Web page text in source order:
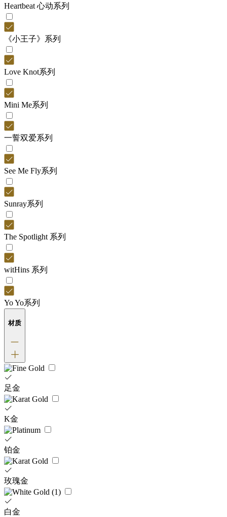
Heartbeat 心动系列
《小王子》系列
Love Knot系列
Mini Me系列
一誓双爱系列
See Me Fly系列
Sunray系列
The Spotlight 系列
witHins 系列
Yo Yo系列
材质
足金
K金
铂金
玫瑰金
白金